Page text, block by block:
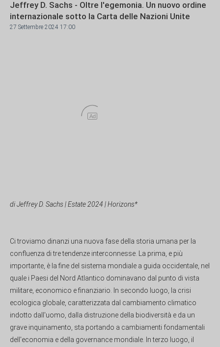
Jeffrey D. Sachs - Oltre l'egemonia. Un nuovo ordine
internazionale sotto la Carta delle Nazioni Unite
27 Settembre 2024 17:00
Ad
di Jeffrey D. Sachs | Estate 2024 | Horizons*
Ci troviamo dinanzi una nuova fase della storia umana per la
confluenza di tre tendenze interconnesse. La prima, e più
importante, è la fine del sistema mondiale a guida occidentale, nel
quale i Paesi del Nord Atlantico dominavano dal punto di vista
militare, economico e finanziario. In secondo luogo, la crisi
ecologica globale, caratterizzata dal cambiamento climatico
indotto dall'uomo, dalla distruzione della biodiversità e da un
grave inquinamento, sta portando a cambiamenti fondamentali
dell'economia e della governance mondiale. In terzo luogo, il